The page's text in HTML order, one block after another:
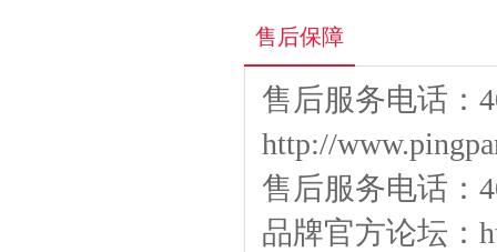
售后保障
售后服务电话：
http://
售后服务电话：
品牌官方论坛：